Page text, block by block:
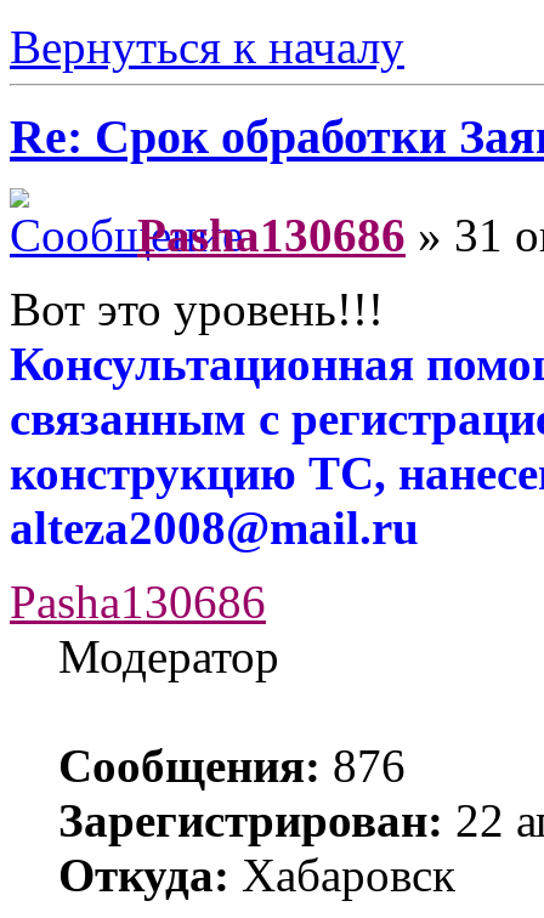
Вернуться к началу
Re: Срок обработки
Pasha130686 » 31
Вот это уровень!!!
Консультационная
связанным с
конструкцию ТС,
alteza2008@mail.ru
Pasha130686
Модератор
Сообщения: 876
Зарегистрирован: 22
Откуда: Хабаровск